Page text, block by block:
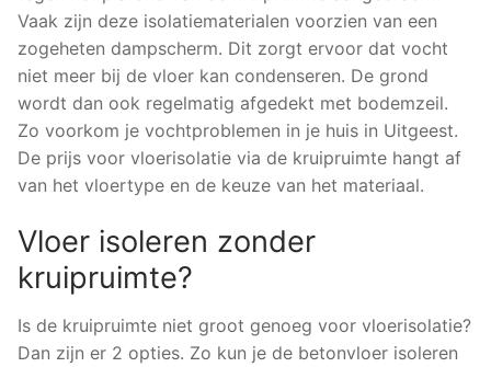
Vaak zijn deze isolatiematerialen voorzien van een
zogeheten dampscherm. Dit zorgt ervoor dat vocht
niet meer bij de vloer kan condenseren. De grond
wordt dan ook regelmatig afgedekt met bodemzeil.
Zo voorkom je vochtproblemen in je huis in Uitgeest.
De prijs voor vloerisolatie via de kruipruimte hangt af
van het vloertype en de keuze van het materiaal.
Vloer isoleren zonder
kruipruimte?
Is de kruipruimte niet groot genoeg voor vloerisolatie?
Dan zijn er 2 opties. Zo kun je de betonvloer isoleren